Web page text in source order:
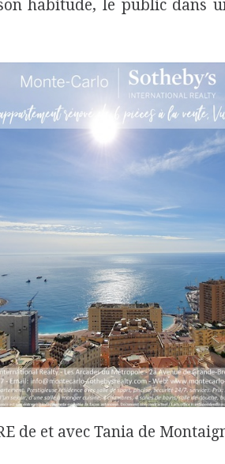
habitude, le public dans
de et avec Tania de